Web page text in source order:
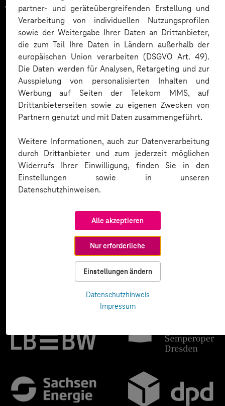
partner- und geräteübergreifenden Erstellung und
Verarbeitung von individuellen Nutzungsprofilen
sowie der Weitergabe Ihrer Daten an Drittanbieter,
die zum Teil Ihre Daten in Ländern außerhalb der
europäischen Union verarbeiten (DSGVO Art. 49).
Die Daten werden für Analysen, Retargeting und zur
Ausspielung von personalisierten Inhalten und
Werbung auf Seiten der Telekom MMS, auf
Drittanbieterseiten sowie zu eigenen Zwecken von
Partnern genutzt und mit Daten zusammengeführt.
Weitere Informationen, auch zur Datenverarbeitung
durch Drittanbieter und zum jederzeit möglichen
Widerrufs Ihrer Einwilligung, finden Sie in den
Einstellungen sowie in unseren
Datenschutzhinweisen.
Alle akzeptieren
Nur erforderliche
Einstellungen ändern
Datenschutzhinweis
Impressum
vertrauen auf unsere
Expertise. Hier eine Auswahl: